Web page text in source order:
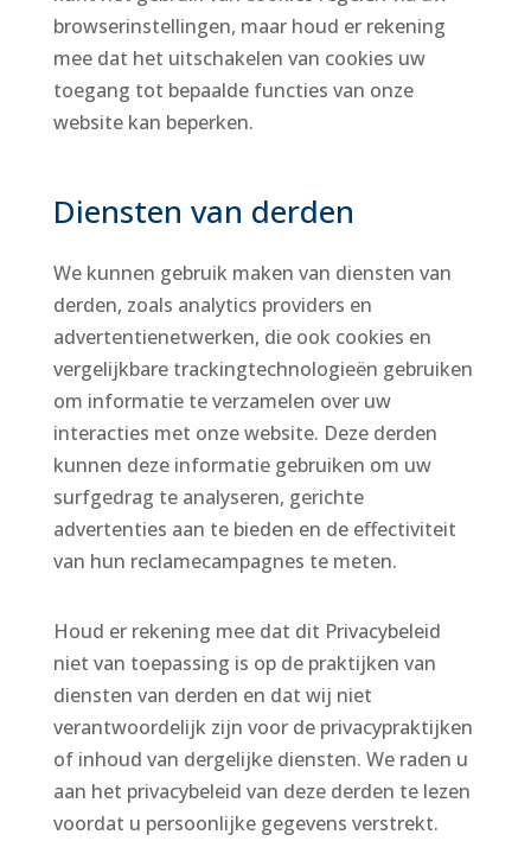
browserinstellingen, maar houd er rekening
mee dat het uitschakelen van cookies uw
toegang tot bepaalde functies van onze
website kan beperken.
Diensten van derden
We kunnen gebruik maken van diensten van
derden, zoals analytics providers en
advertentienetwerken, die ook cookies en
vergelijkbare trackingtechnologieën gebruiken
om informatie te verzamelen over uw
interacties met onze website. Deze derden
kunnen deze informatie gebruiken om uw
surfgedrag te analyseren, gerichte
advertenties aan te bieden en de effectiviteit
van hun reclamecampagnes te meten.
Houd er rekening mee dat dit Privacybeleid
niet van toepassing is op de praktijken van
diensten van derden en dat wij niet
verantwoordelijk zijn voor de privacypraktijken
of inhoud van dergelijke diensten. We raden u
aan het privacybeleid van deze derden te lezen
voordat u persoonlijke gegevens verstrekt.